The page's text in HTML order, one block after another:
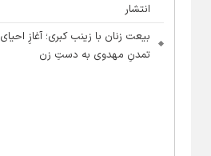
انتشار
بیعت زنان با زینب کبری؛ آغازِ احیای
تمدنِ مهدوی به دستِ زن